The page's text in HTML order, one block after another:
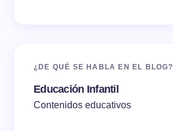
¿DE QUÉ SE HABLA EN EL BLOG?
Educación Infantil
Contenidos educativos